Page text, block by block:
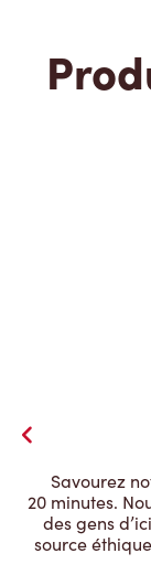
Savourez
20 minutes.
des gens
source